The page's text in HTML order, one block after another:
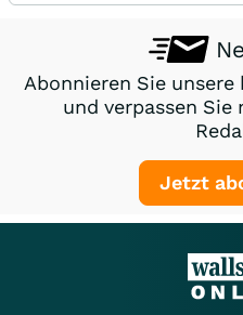
Abonnieren Sie
und verpassen
Jetzt